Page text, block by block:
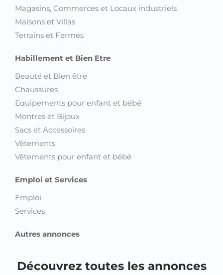
Magasins, Commerces et Locaux industriels
Maisons et Villas
Terrains et Fermes
Habillement et Bien Etre
Beauté et Bien être
Chaussures
Equipements pour enfant et bébé
Montres et Bijoux
Sacs et Accessoires
Vêtements
Vêtements pour enfant et bébé
Emploi et Services
Emploi
Services
Autres annonces
Découvrez toutes les annonces